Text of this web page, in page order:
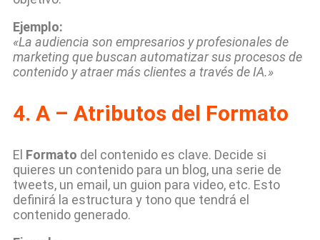
Ejemplo:
«La audiencia son empresarios y profesionales de
marketing que buscan automatizar sus procesos de
contenido y atraer más clientes a través de IA.»
4. A – Atributos del Formato
El Formato del contenido es clave. Decide si
quieres un contenido para un blog, una serie de
tweets, un email, un guion para video, etc. Esto
definirá la estructura y tono que tendrá el
contenido generado.